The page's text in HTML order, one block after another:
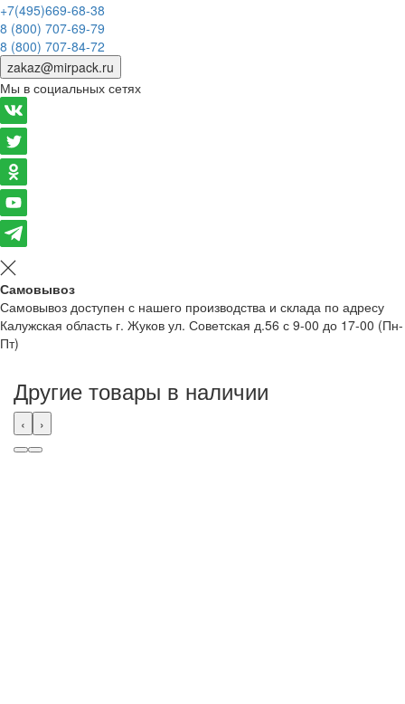
+7(495)669-68-38
8 (800) 707-69-79
8 (800) 707-84-72
zakaz@mirpack.ru
Мы в социальных сетях
Самовывоз
Самовывоз доступен с нашего производства и склада по адресу
Калужская область г. Жуков ул. Советская д.56 с 9-00 до 17-00 (Пн-
Пт)
Другие товары в наличии
‹ ›